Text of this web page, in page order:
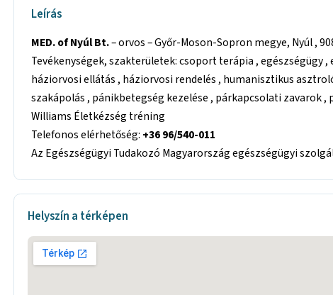
Leírás
MED. of Nyúl Bt.– orvos – Győr-Moson-Sopron megye, Nyúl ,
Tevékenységek, szakterületek: csoport terápia ,
háziorvosi ellátás , háziorvosi rendelés , humanisztikus
szakápolás , pánikbetegség kezelése , párkapcsolati zavarok
Williams Életkézség tréning
Telefonos elérhetőség: +36 96/540-011
Az Egészségügyi Tudakozó Magyarország egészségügyi
Helyszín a térképen